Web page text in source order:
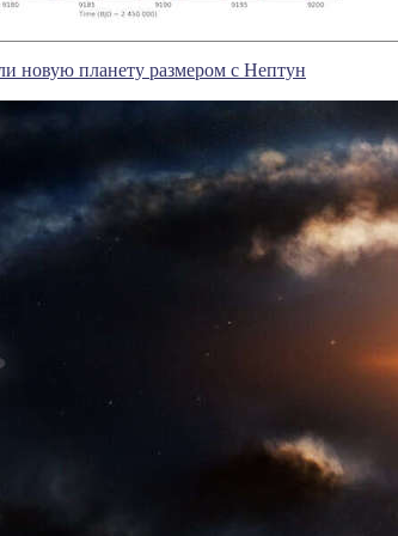
новую планету размером с Нептун